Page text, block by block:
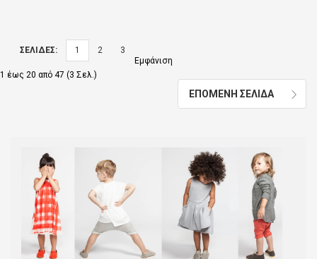
ΣΕΛΙΔΕΣ: 1 2 3
ΕΠΟΜΕΝΗ ΣΕΛΙΔΑ
Εμφάνιση
1 έως 20 από 47 (3 Σελ.)